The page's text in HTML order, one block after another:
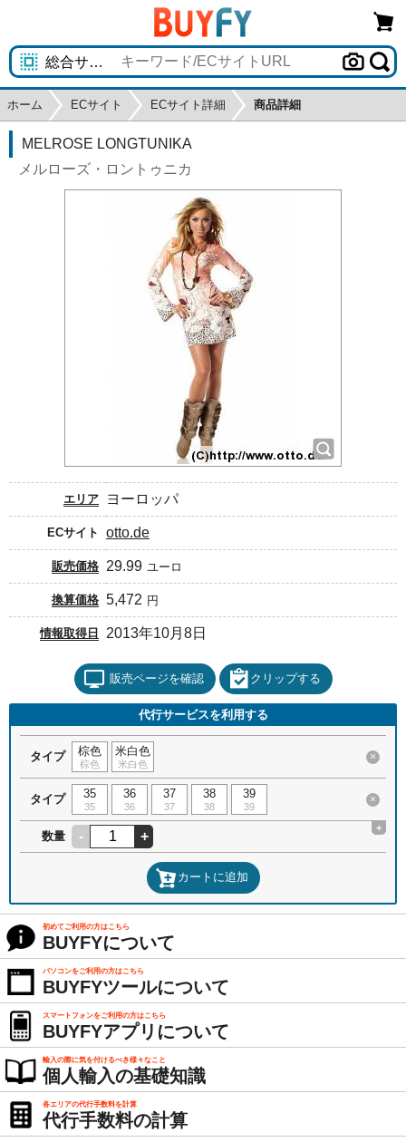
ホーム ECサイト ECサイト詳細 商品詳細
MELROSE LONGTUNIKA
メルローズ・ロントゥニカ
エリア ヨーロッパ
ECサイト otto.de
販売価格 29.99 ユーロ
換算価格 5,472 円
情報取得日 2013年10月8日
販売ページを確認 クリップする
代行サービスを利用する
タイプ 棕色
棕色
米白色
米白色
×
タイプ 35
35
36
36
37
37
38
38
39
39
×
数量 - +
+
カートに追加
初めてご利用の方はこちら
BUYFYについて
パソコンをご利用の方はこちら
BUYFYツールについて
スマートフォンをご利用の方はこちら
BUYFYアプリについて
輸入の際に気を付けるべき様々なこと
個人輸入の基礎知識
各エリアの代行手数料を計算
代行手数料の計算